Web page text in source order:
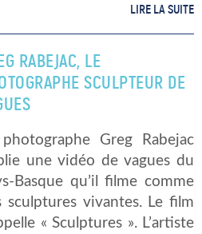
qui porte le nom de ce
Entre […]
LIRE LA SUITE
RABEJAC, LE
SCULPTEUR DE
photographe Greg Rabejac
une vidéo de vagues du
Basque qu’il filme comme
sculptures vivantes. Le film
« Sculptures ». L’artiste